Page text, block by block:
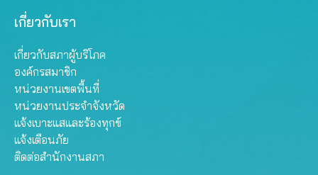
เกี่ยวกับเรา
เกี่ยวกับสภาผู้บริโภค
องค์กรสมาชิก
หน่วยงานเขตพื้นที่
หน่วยงานประจำจังหวัด
แจ้งเบาะแสและร้องทุกข์
แจ้งเตือนภัย
ติดต่อสำนักงานสภา